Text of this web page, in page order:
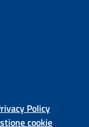
Policy
cookie